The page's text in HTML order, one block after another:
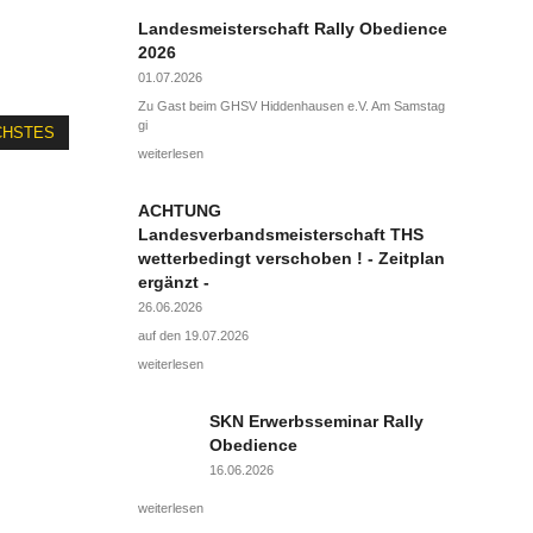
Landesmeisterschaft Rally Obedience
2026
01.07.2026
Zu Gast beim GHSV Hiddenhausen e.V. Am Samstag
gi
weiterlesen
ACHTUNG
Landesverbandsmeisterschaft THS
wetterbedingt verschoben ! - Zeitplan
ergänzt -
26.06.2026
auf den 19.07.2026
weiterlesen
SKN Erwerbsseminar Rally
Obedience
16.06.2026
weiterlesen